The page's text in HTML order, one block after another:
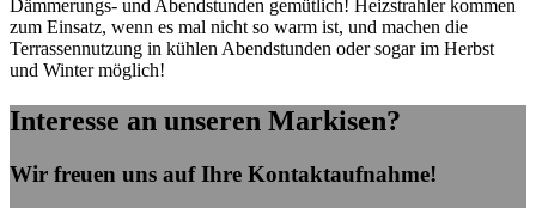
Dämmerungs- und Abendstunden gemütlich! Heizstrahler kommen
zum Einsatz, wenn es mal nicht so warm ist, und machen die
Terrassennutzung in kühlen Abendstunden oder sogar im Herbst
und Winter möglich!
Interesse an unseren Markisen?
Wir freuen uns auf Ihre Kontaktaufnahme!